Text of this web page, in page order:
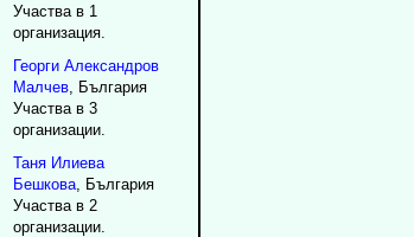
Участва в 1
организация.
Георги Александров
Малчев, България
Участва в 3
организации.
Таня Илиева
Бешкова, България
Участва в 2
организации.